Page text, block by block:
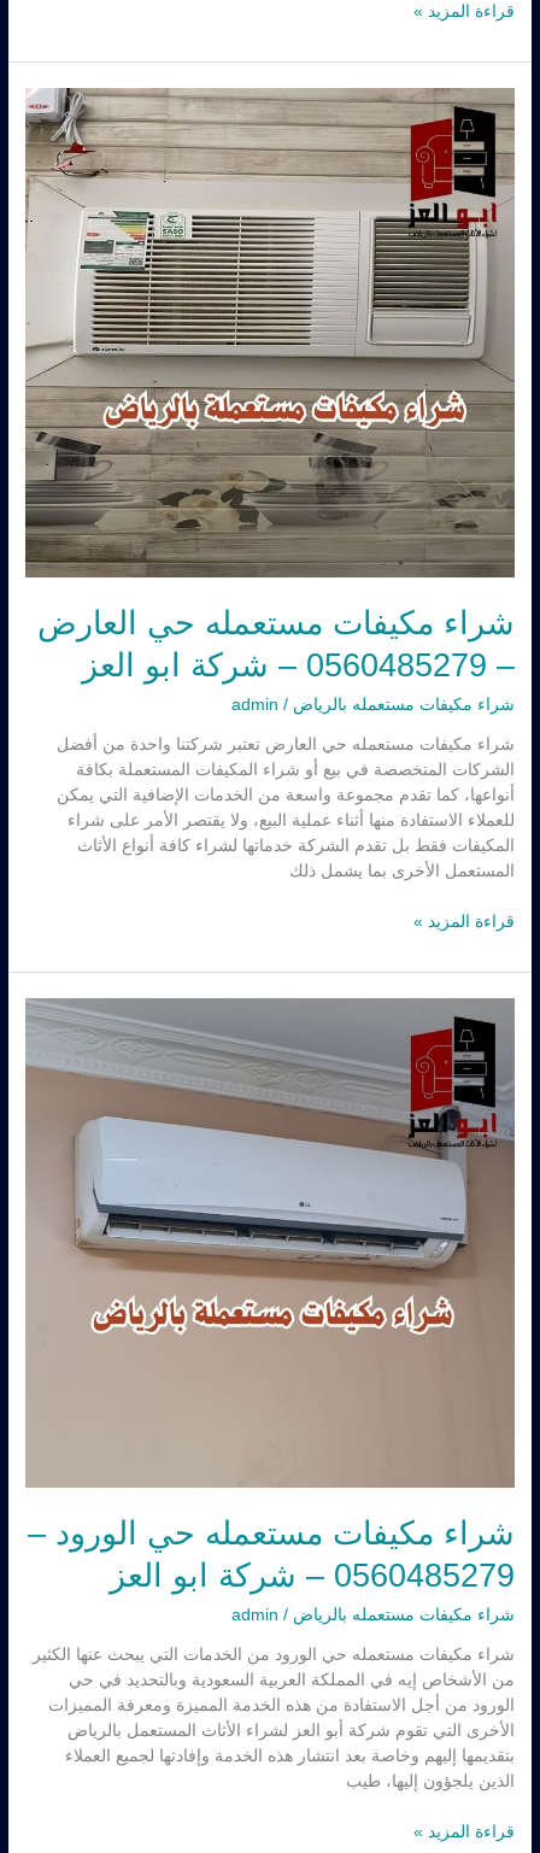
قراءة المزيد »
شراء مكيفات مستعمله حي العارض
– 0560485279 – شركة ابو العز
شراء مكيفات مستعمله بالرياض /
admin
شراء مكيفات مستعمله حي العارض تعتبر شركتنا واحدة من أفضل
الشركات المتخصصة في بيع أو شراء المكيفات المستعملة بكافة
أنواعها، كما تقدم مجموعة واسعة من الخدمات الإضافية التي يمكن
للعملاء الاستفادة منها أثناء عملية البيع، ولا يقتصر الأمر على شراء
المكيفات فقط بل تقدم الشركة خدماتها لشراء كافة أنواع الأثاث
المستعمل الأخرى بما يشمل ذلك
شراء
مكيفات
مستعمله
حي
العارض
0560485279
قراءة المزيد »
شراء مكيفات مستعمله حي الورود –
0560485279 – شركة ابو العز
شراء مكيفات مستعمله بالرياض /
admin
شراء مكيفات مستعمله حي الورود من الخدمات التي يبحث عنها الكثير
من الأشخاص إيه في المملكة العربية السعودية وبالتحديد في حي
الورود من أجل الاستفادة من هذه الخدمة المميزة ومعرفة المميزات
الأخرى التي تقوم شركة أبو العز لشراء الأثاث المستعمل بالرياض
بتقديمها إليهم وخاصة بعد انتشار هذه الخدمة وإفادتها لجميع العملاء
الذين يلجؤون إليها، طيب
مكيفات
مستعمله
حي
الورود
–
0560485279
قراءة المزيد »